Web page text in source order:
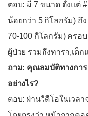
ตอบ: มี 7 ขนาด ตั้งแต่
น้อยกว่า 5 กิโลกรัม) ถึ
70-100 กิโลกรัม) ครอ
ผู้ป่วย รวมถึงทารก,เด็
ถาม: คุณสมบัติทางกา
อย่างไร?
ตอบ: ผ่านวิดีโอในเวล